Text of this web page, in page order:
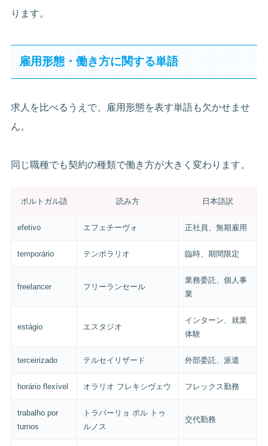
ります。
雇用形態・働き方に関する単語
求人を比べるうえで、雇用形態を表す単語も欠かせませ
ん。
同じ職種でも契約の種類で働き方が大きく変わります。
ポルトガル語 読み方 日本語訳
efetivo エフェチーヴォ 正社員、無期雇用
temporário テンポラリオ 臨時、期間限定
freelancer フリーランセール
業務委託、個人事
業
estágio エスタジオ
インターン、就業
体験
terceirizado テルセイリザード 外部委託、派遣
horário flexível オラリオ フレキシヴェウ フレックス勤務
trabalho por
turnos
トラバーリョ ポル トゥ
ルノス
交代勤務